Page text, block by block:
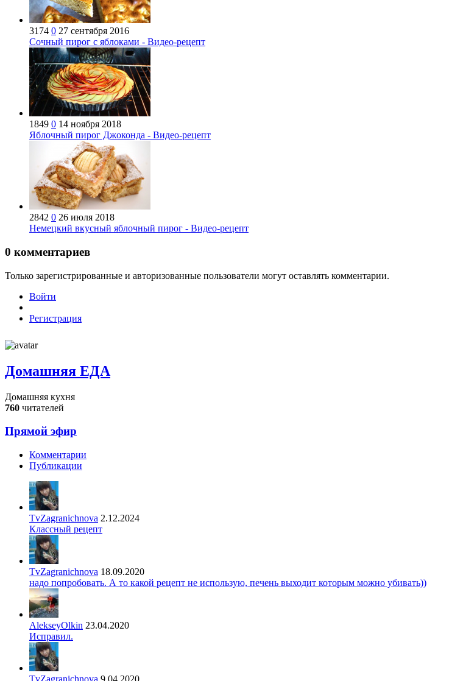
3174 0 27 сентября 2016
Сочный пирог с яблоками - Видео-рецепт
1849 0 14 ноября 2018
Яблочный пирог Джоконда - Видео-рецепт
2842 0 26 июля 2018
Немецкий вкусный яблочный пирог - Видео-рецепт
0 комментариев
Только зарегистрированные и авторизованные пользователи могут оставлять комментарии.
Войти
Регистрация
Домашняя ЕДА
Домашняя кухня
760 читателей
Прямой эфир
Комментарии
Публикации
TvZagranichnova 2.12.2024
Классный рецепт
TvZagranichnova 18.09.2020
надо попробовать. А то какой рецепт не использую, печень выходит которым можно убивать))
AlekseyOlkin 23.04.2020
Исправил.